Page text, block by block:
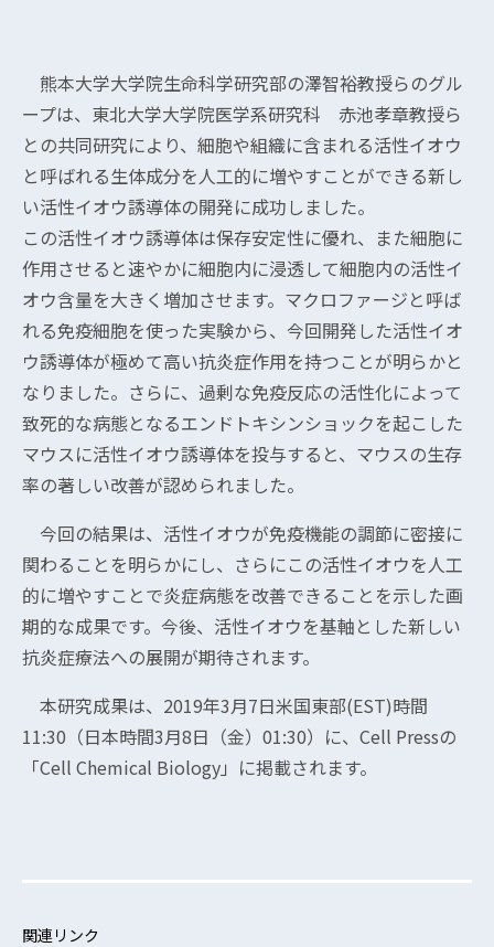
熊本大学大学院生命科学研究部の澤智裕教授らのグル
ープは、東北大学大学院医学系研究科 赤池孝章教授ら
との共同研究により、細胞や組織に含まれる活性イオウ
と呼ばれる生体成分を人工的に増やすことができる新し
い活性イオウ誘導体の開発に成功しました。
この活性イオウ誘導体は保存安定性に優れ、また細胞に
作用させると速やかに細胞内に浸透して細胞内の活性イ
オウ含量を大きく増加させます。マクロファージと呼ば
れる免疫細胞を使った実験から、今回開発した活性イオ
ウ誘導体が極めて高い抗炎症作用を持つことが明らかと
なりました。さらに、過剰な免疫反応の活性化によって
致死的な病態となるエンドトキシンショックを起こした
マウスに活性イオウ誘導体を投与すると、マウスの生存
率の著しい改善が認められました。
今回の結果は、活性イオウが免疫機能の調節に密接に
関わることを明らかにし、さらにこの活性イオウを人工
的に増やすことで炎症病態を改善できることを示した画
期的な成果です。今後、活性イオウを基軸とした新しい
抗炎症療法への展開が期待されます。
本研究成果は、2019年3月7日米国東部(EST)時間
11:30（日本時間3月8日（金）01:30）に、Cell Pressの
「Cell Chemical Biology」に掲載されます。
関連リンク